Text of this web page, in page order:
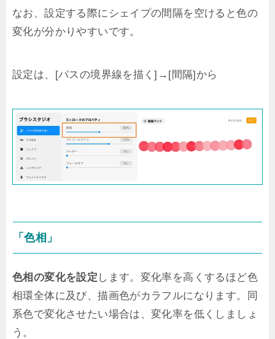
なお、設定する際にシェイプの間隔を空けると色の
変化が分かりやすいです。
設定は、[パスの境界線を描く]→[間隔]から
「色相」
色相の変化を設定 します。変化率を高くするほど色
相環全体に及び、描画色がカラフルになります。同
系色で変化させたい場合は、変化率を低くしましょ
う。